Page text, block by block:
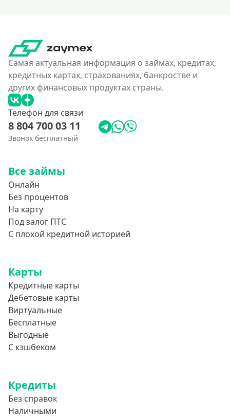
Самая актуальная информация о займах, кредитах,
кредитных картах, страхованиях, банкростве и
других финансовых продуктах страны.
Телефон для связи
8 804 700 03 11
Звонок бесплатный
Все займы
Онлайн
Без процентов
На карту
Под залог ПТС
С плохой кредитной историей
Карты
Кредитные карты
Дебетовые карты
Виртуальные
Бесплатные
Выгодные
С кэшбеком
Кредиты
Без справок
Наличными